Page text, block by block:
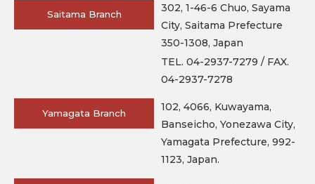
Saitama Branch
302, 1-46-6 Chuo, Sayama
City, Saitama Prefecture
350-1308, Japan
TEL. 04-2937-7279 / FAX.
04-2937-7278
Yamagata Branch
102, 4066, Kuwayama,
Banseicho, Yonezawa City,
Yamagata Prefecture, 992-
1123, Japan.